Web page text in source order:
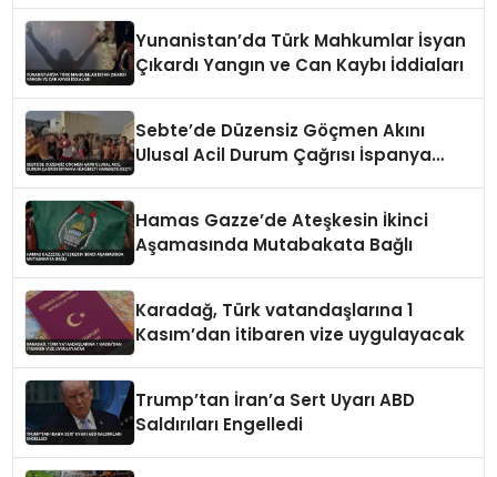
Yunanistan’da Türk Mahkumlar İsyan
Çıkardı Yangın ve Can Kaybı İddiaları
Sebte’de Düzensiz Göçmen Akını
Ulusal Acil Durum Çağrısı İspanya
Hamas Gazze’de Ateşkesin İkinci
Aşamasında Mutabakata Bağlı
Karadağ, Türk vatandaşlarına 1
Kasım’dan itibaren vize uygulayacak
Trump’tan İran’a Sert Uyarı ABD
Saldırıları Engelledi